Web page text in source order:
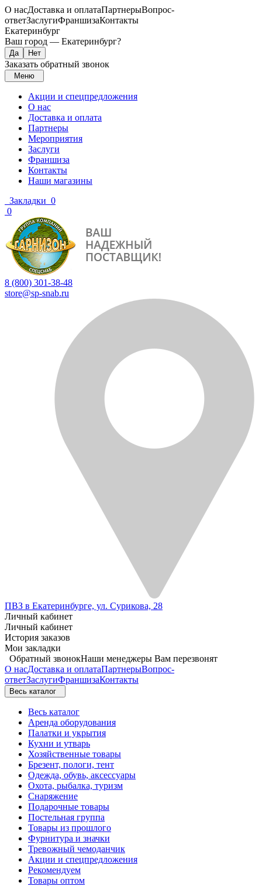
О насДоставка и оплатаПартнерыВопрос-
ответЗаслугиФраншизаКонтакты
Екатеринбург
Ваш город — Екатеринбург?
Заказать обратный звонок
Меню
Акции и спецпредложения
О нас
Доставка и оплата
Партнеры
Мероприятия
Заслуги
Франшиза
Контакты
Наши магазины
Закладки 0
0
8 (800) 301-38-48
store@sp-snab.ru
ПВЗ в Екатеринбурге, ул. Сурикова, 28
Личный кабинет
Личный кабинет
История заказов
Мои закладки
Обратный звонокНаши менеджеры Вам перезвонят
О насДоставка и оплатаПартнерыВопрос-
ответЗаслугиФраншизаКонтакты
Весь каталог
Весь каталог
Аренда оборудования
Палатки и укрытия
Кухни и утварь
Хозяйственные товары
Брезент, пологи, тент
Одежда, обувь, аксессуары
Охота, рыбалка, туризм
Снаряжение
Подарочные товары
Постельная группа
Товары из прошлого
Фурнитура и значки
Тревожный чемоданчик
Акции и спецпредложения
Рекомендуем
Товары оптом